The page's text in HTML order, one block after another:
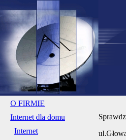
O FIRMIE
Internet dla domu
Internet